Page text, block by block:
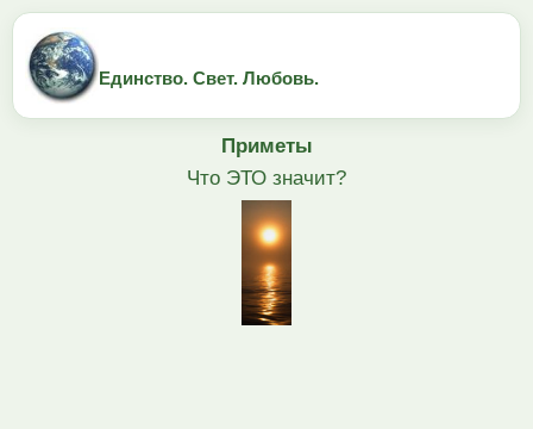
Единство. Свет. Любовь.
Приметы
Что ЭТО значит?